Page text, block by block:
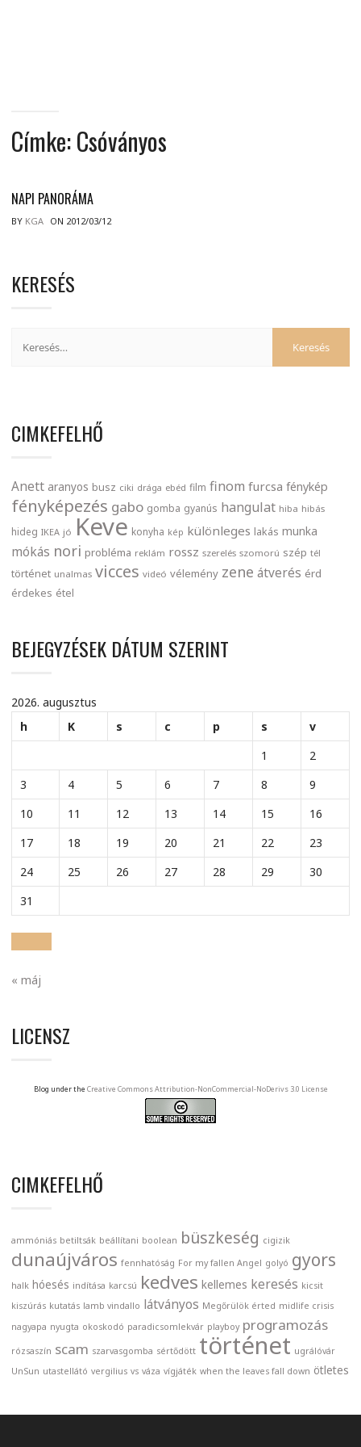
Címke:Csóványos
NAPI PANORÁMA
BY KGA ON 2012/03/12
KERESÉS
CIMKEFELHŐ
Anett aranyos busz ciki drága ebéd film finom furcsa fénykép
fényképezés gabo gomba gyanús hangulat hiba hibás
hideg IKEA jó Keve konyha kép különleges lakás munka
mókás nori probléma reklám rossz szerelés szomorú szép tél
történet unalmas vicces videó vélemény zene átverés érd
érdekes étel
BEJEGYZÉSEK DÁTUM SZERINT
2026. augusztus
h
K s c p s
v
1
2
3
4 5 6 7 8
9
10
11 12 13 14 15
16
17
18 19 20 21 22
23
24
25 26 27 28 29
30
31
« máj
LICENSZ
Blog under the Creative Commons Attribution-NonCommercial-NoDerivs 3.0 License
CIMKEFELHŐ
ammóniás betiltsák beállítani boolean büszkeség cigizik
dunaújváros fennhatóság For my fallen Angel golyó gyors
halk hóesés indítása karcsú kedves kellemes keresés kicsit
kiszúrás kutatás lamb vindallo látványos Megőrülök érted midlife crisis
nagyapa nyugta okoskodó paradicsomlekvár playboy programozás
rózsaszín scam szarvasgomba sértődött történet ugrálóvár
UnSun utastellátó vergilius vs váza vígjáték when the leaves fall down ötletes